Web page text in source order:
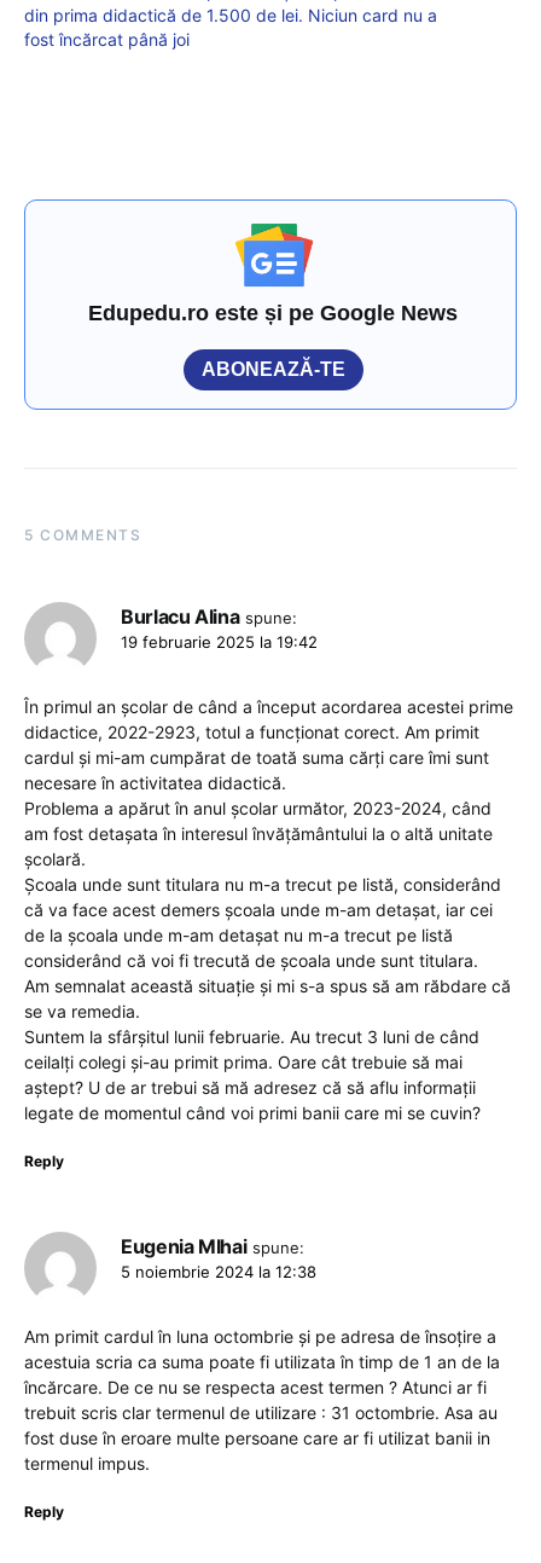
din prima didactică de 1.500 de lei. Niciun card nu a
fost încărcat până joi
Edupedu.ro este și pe Google News
ABONEAZĂ-TE
5 COMMENTS
Burlacu Alina spune:
19 februarie 2025 la 19:42
În primul an școlar de când a început acordarea acestei prime
didactice, 2022-2923, totul a funcționat corect. Am primit
cardul și mi-am cumpărat de toată suma cărți care îmi sunt
necesare în activitatea didactică.
Problema a apărut în anul școlar următor, 2023-2024, când
am fost detașata în interesul învățământului la o altă unitate
școlară.
Școala unde sunt titulara nu m-a trecut pe listă, considerând
că va face acest demers școala unde m-am detașat, iar cei
de la școala unde m-am detașat nu m-a trecut pe listă
considerând că voi fi trecută de școala unde sunt titulara.
Am semnalat această situație și mi s-a spus să am răbdare că
se va remedia.
Suntem la sfârșitul lunii februarie. Au trecut 3 luni de când
ceilalți colegi și-au primit prima. Oare cât trebuie să mai
aștept? U de ar trebui să mă adresez că să aflu informații
legate de momentul când voi primi banii care mi se cuvin?
Reply
Eugenia MIhai spune:
5 noiembrie 2024 la 12:38
Am primit cardul în luna octombrie și pe adresa de însoțire a
acestuia scria ca suma poate fi utilizata în timp de 1 an de la
încărcare. De ce nu se respecta acest termen ? Atunci ar fi
trebuit scris clar termenul de utilizare : 31 octombrie. Asa au
fost duse în eroare multe persoane care ar fi utilizat banii in
termenul impus.
Reply